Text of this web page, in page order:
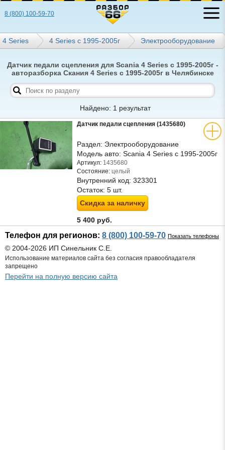
8 (800) 100-59-70
4 Series 4 Series с 1995-2005г Электрооборудование
Датчик педали сцепления для Scania 4 Series с 1995-2005г -
авторазборка Скания 4 Series с 1995-2005г в Челябинске
Найдено: 1 результат
Датчик педали сцепления (1435680)
Раздел: Электрооборудование
Модель авто: Scania 4 Series с 1995-2005г
Артикул: 1435680
Состояние: целый
Внутренний код: 323301
Остаток: 5 шт.
Скидка за наличку
5 400 руб.
Телефон для регионов: 8 (800) 100-59-70 Показать телефоны
© 2004-2026 ИП Синельник С.Е.
Использование материалов сайта без согласия правообладателя
запрещено
Перейти на полную версию сайта